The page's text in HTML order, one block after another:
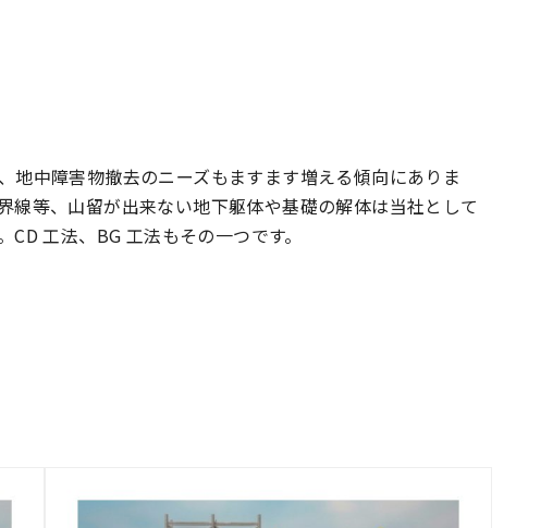
中障害物撤去のニーズもますます増える傾向にありま
線等、山留が出来ない地下躯体や基礎の解体は当社として
工法、BG 工法もその一つです。